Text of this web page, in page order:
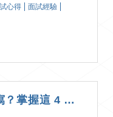
心得 面試經驗
人資最愛看的履歷要如何寫？掌握這 4 步驟讓你快速收到面試邀約｜應徵技巧分享